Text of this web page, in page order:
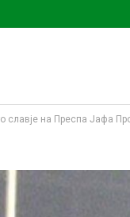
славје на Преспа Јафа